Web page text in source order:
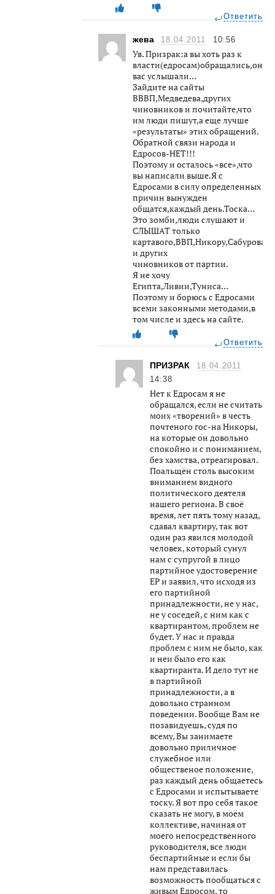
Ответить
жева 18.04.2011 10:56
Ув. Призрак:а вы хоть раз к
власти(едросам)обращались,они
вас услышали…
Зайдите на сайты
ВВВП,Медведева,других
чиновников и почитайте,что
им люди пишут,а еще лучше
«результаты» этих обращений.
Обратной связи народа и
Едросов-НЕТ!!!
Поэтому и осталось «все»,что
вы написали выше.Я с
Едросами в силу определенных
причин вынужден
общатся,каждый день.Тоска…
Это зомби,люди слушают и
СЛЫШАТ только
картавого,ВВП,Никору,Сабурова
и других
чиновников от партии.
Я не хочу
Египта,Ливии,Туниса…
Поэтому и борюсь с Едросами
всеми законными методами,в
том числе и здесь на сайте.
Ответить
ПРИЗРАК
18.04.2011
14:38
Нет к Едросам я не
обращался, если не считать
моих «творений» в честь
почтеного гос-на Никоры,
на которые он довольно
спокойно и с пониманием,
без хамства, отреагировал.
Поальщён столь высоким
вниманием видного
политического деятеля
нашего региона. В своё
время, лет пять тому назад,
сдавал квартиру, так вот
один раз явился молодой
человек, который сунул
нам с супругой в лицо
партийное удостоверение
ЕР и заявил, что исходя из
его партийной
принадлежности, не у нас,
не у соседей, с ним как с
квартирантом, проблем не
будет. У нас и правда
проблем с ним не было, как
и неи было его как
квартиранта. И дело тут не
в партийной
принадлежности, а в
довольно странном
поведении. Вообще Вам не
позавидуешь, судя по
всему, Вы занимаете
довольно приличное
служебное или
общественое положение,
раз каждый день общаетесь
с Едросами и испытываете
тоску. Я вот про себя такое
сказать не могу, в моём
коллективе, начиная от
моего непосредственного
руководителя, все люди
беспартийные и если бы
нам представилась
возможность пообщаться с
живым Едросом, то